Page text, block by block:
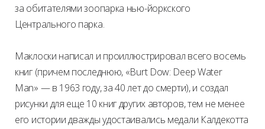
за обитателями зоопарка нью-йоркского
Центрального парка.
Маклоски написал и проиллюстрировал всего восемь
книг (причем последнюю, «Burt Dow: Deep Water
Man» — в 1963 году, за 40 лет до смерти), и создал
рисунки для еще 10 книг других авторов, тем не менее
его истории дважды удостаивались медали Калдекотта